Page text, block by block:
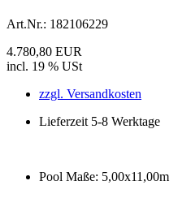
Art.Nr.: 182106229
4.780,80 EUR
incl. 19 % USt
zzgl. Versandkosten
Lieferzeit 5-8 Werktage
Pool Maße: 5,00x11,00m